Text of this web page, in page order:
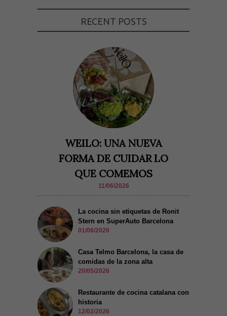
RECENT POSTS
WEILO: UNA NUEVA
FORMA DE CUIDAR LO
QUE COMEMOS
11/06/2026
La cocina sin etiquetas de Ronit
Stern en SuperAuto Barcelona
01/06/2026
Casa Telmo Barcelona, la casa de
comidas de la zona alta
20/05/2026
Restaurante de cocina catalana con
historia
12/02/2026